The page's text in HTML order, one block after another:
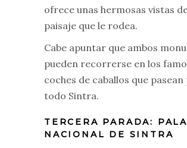
ofrece unas hermosas vistas
paisaje que le rodea.
Cabe apuntar que ambos
pueden recorrerse en los
coches de caballos que
todo Sintra.
TERCERA PARADA:
NACIONAL DE SINTRA